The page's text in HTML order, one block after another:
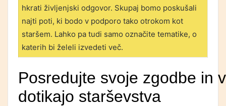
hkrati življenjski odgovor. Skupaj bomo poskušali
najti poti, ki bodo v podporo tako otrokom kot
staršem. Lahko pa tudi samo označite tematike, o
katerih bi želeli izvedeti več.